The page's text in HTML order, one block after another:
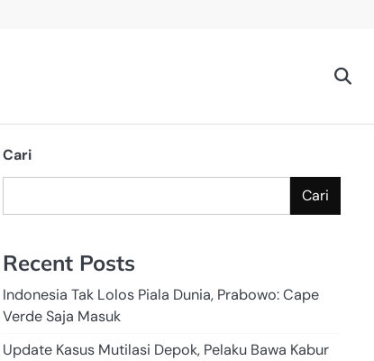
Cari
Cari
Recent Posts
Indonesia Tak Lolos Piala Dunia, Prabowo: Cape
Verde Saja Masuk
Update Kasus Mutilasi Depok, Pelaku Bawa Kabur